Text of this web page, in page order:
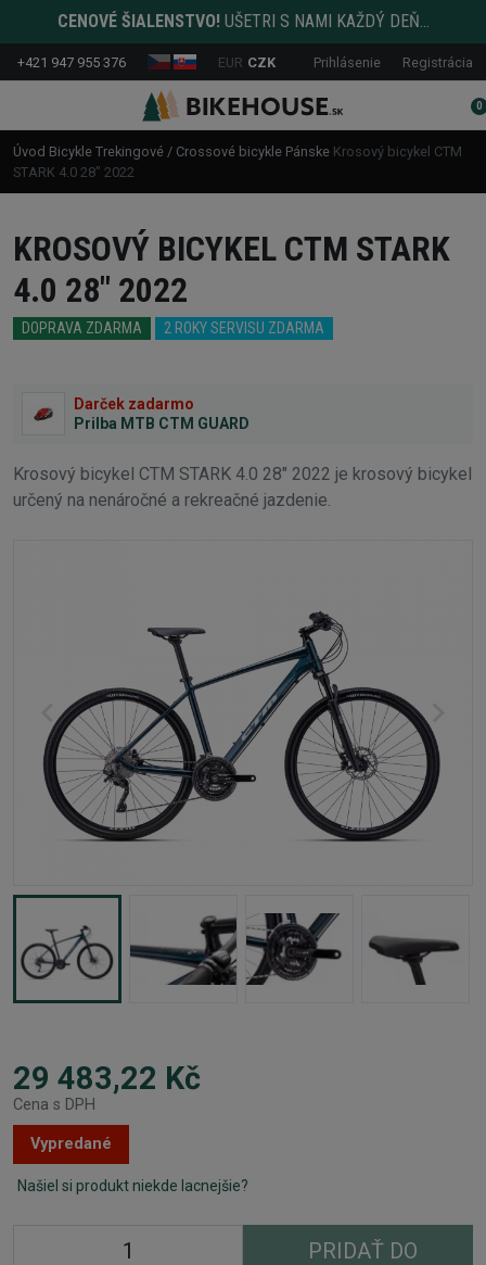
CENOVÉ ŠIALENSTVO! UŠETRI S NAMI KAŽDÝ DEŇ...
+421 947 955 376 EUR CZK Prihlásenie Registrácia
0
Úvod Bicykle Trekingové / Crossové bicykle Pánske Krosový bicykel CTM
STARK 4.0 28" 2022
KROSOVÝ BICYKEL CTM STARK
4.0 28" 2022
DOPRAVA ZDARMA 2 ROKY SERVISU ZDARMA
Darček zadarmo
Prilba MTB CTM GUARD
Krosový bicykel CTM STARK 4.0 28" 2022 je krosový bicykel
určený na nenáročné a rekreačné jazdenie.
29 483,22 Kč
Cena s DPH
Vypredané
Našiel si produkt niekde lacnejšie?
PRIDAŤ DO